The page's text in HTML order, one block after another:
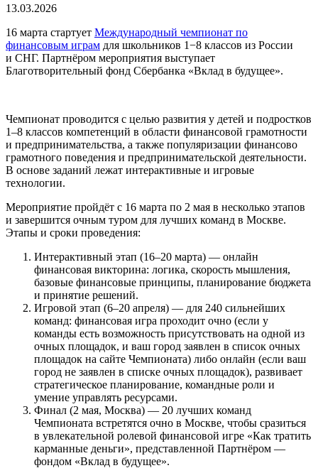
13.03.2026
16 марта стартует Международный чемпионат по
финансовым играм для школьников 1−8 классов из России
и СНГ. Партнёром мероприятия выступает
Благотворительный фонд Сбербанка «Вклад в будущее».
Чемпионат проводится с целью развития у детей и подростков
1–8 классов компетенций в области финансовой грамотности
и предпринимательства, а также популяризации финансово
грамотного поведения и предпринимательской деятельности.
В основе заданий лежат интерактивные и игровые
технологии.
Мероприятие пройдёт с 16 марта по 2 мая в несколько этапов
и завершится очным туром для лучших команд в Москве.
Этапы и сроки проведения:
Интерактивный этап (16–20 марта) — онлайн
финансовая викторина: логика, скорость мышления,
базовые финансовые принципы, планирование бюджета
и принятие решений.
Игровой этап (6–20 апреля) — для 240 сильнейших
команд: финансовая игра проходит очно (если у
команды есть возможность присутствовать на одной из
очных площадок, и ваш город заявлен в список очных
площадок на сайте Чемпионата) либо онлайн (если ваш
город не заявлен в списке очных площадок), развивает
стратегическое планирование, командные роли и
умение управлять ресурсами.
Финал (2 мая, Москва) — 20 лучших команд
Чемпионата встретятся очно в Москве, чтобы сразиться
в увлекательной ролевой финансовой игре «Как тратить
карманные деньги», представленной Партнёром —
фондом «Вклад в будущее».